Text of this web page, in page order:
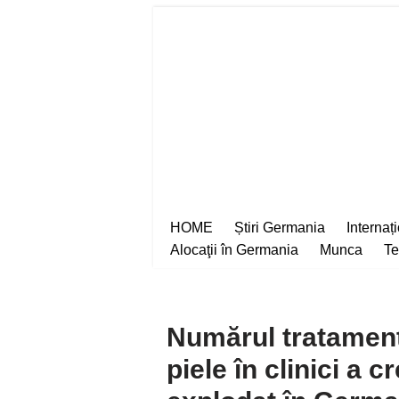
HOME Știri Germania
Alocaţii în Germania
Munca
Numărul
piele în clinici a